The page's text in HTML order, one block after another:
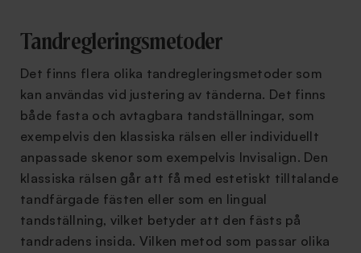
Tandregleringsmetoder
Det finns flera olika tandregleringsmetoder som
kan användas vid justering av tänderna. Det finns
både fasta och avtagbara tandställningar, som
exempelvis den klassiska rälsen eller individuellt
anpassade skenor som exempelvis Invisalign. Den
klassiska rälsen går att få med estetiskt tilltalande
tandfärgade fästen eller som en lingual
tandställning, vilket betyder att den fästs på
tandradens insida. Vilken metod som passar olika